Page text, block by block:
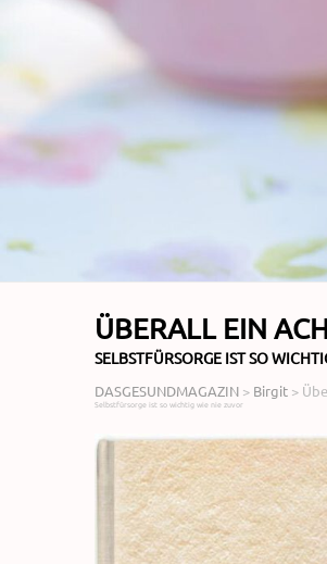
ÜBERALL EIN
SELBSTFÜRSORGE IST SO
DASGESUNDMAGAZIN > Birgit >
Selbstfürsorge ist so wichtig wie nie zuvor